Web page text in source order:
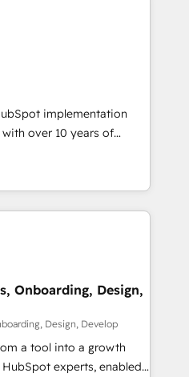
intelligent systems
your business.
Telegram, Viber,
and Lazada. • Custom
Development •
Extensions Development
expertise with creative
customer journeys,
Oh Mango, we
implementation
over 10 years of
in diverse industries.
Mexico, and Brazil, our
deliver multilingual
As the first
including CRM
customization,
Marketing, Inbound
Marketing (ABM). We use
and integrations
drive results and growth.
Onboarding, Design,
Design, Develop
a tool into a growth
experts, enabled